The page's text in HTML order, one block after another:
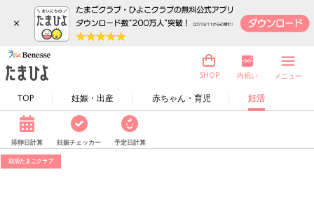
×
TOP 妊娠・出産 赤ちゃん・育児 妊活
SHOP 内祝い メニュー
排卵日計算 妊娠チェッカー 予定日計算
妊活たまごクラブ